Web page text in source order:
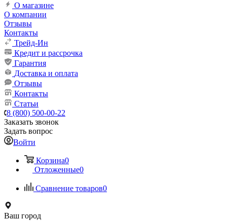
О магазине
О компании
Отзывы
Контакты
Трейд-Ин
Кредит и рассрочка
Гарантия
Доставка и оплата
Отзывы
Контакты
Статьи
8 (800) 500-00-22
Заказать звонок
Задать вопрос
Войти
Корзина0
Отложенные0
Сравнение товаров0
Ваш город